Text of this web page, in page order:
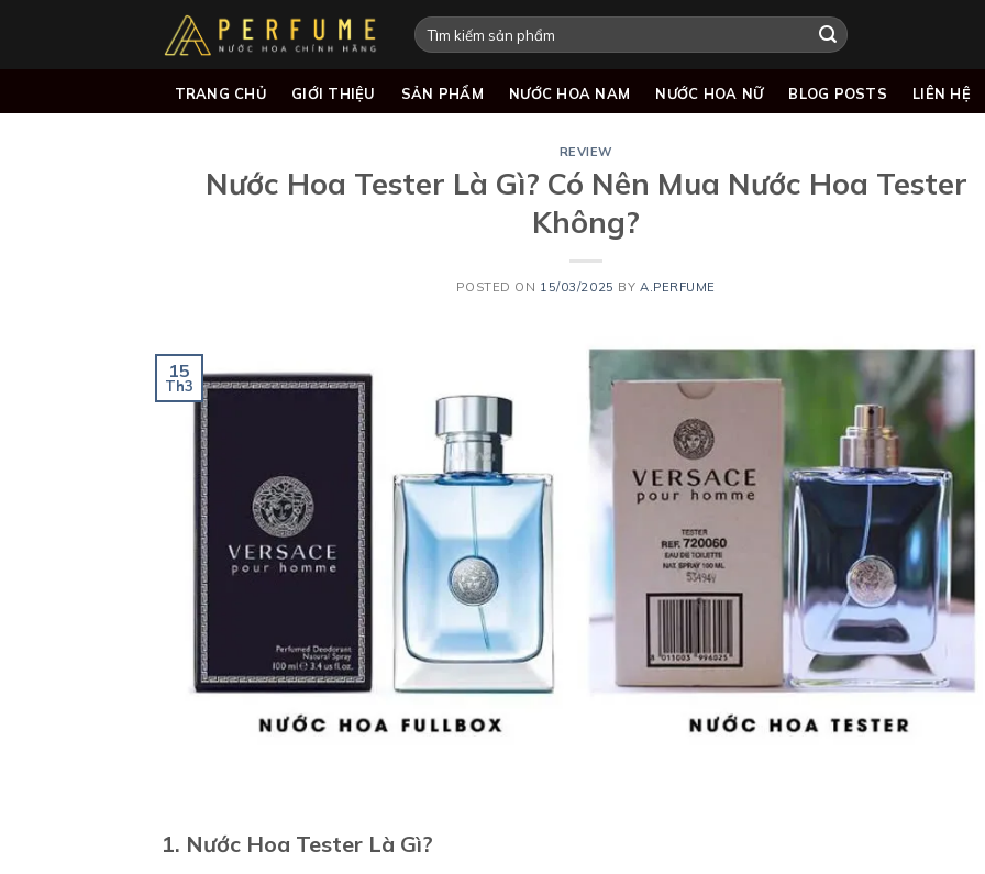
Tìm
kiếm:
TRANG CHỦ GIỚI THIỆU SẢN PHẨM NƯỚC HOA NAM NƯỚC HOA NỮ BLOG POSTS LIÊN HỆ
REVIEW
Nước Hoa Tester Là Gì? Có Nên Mua Nước Hoa Tester
Không?
POSTED ON 15/03/2025 BY A.PERFUME
15
Th3
1. Nước Hoa Tester Là Gì?